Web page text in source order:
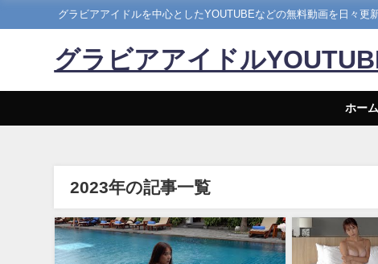
グラビアアイドルを中心としたYOUTUBEなどの無料動画を日々更新
グラビアアイドル
ホーム
2023年の記事一覧